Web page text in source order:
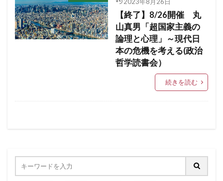
【終了】8/26開催 丸
山真男「超国家主義の
論理と心理」～現代日
本の危機を考える(政治
哲学読書会）
続きを読む